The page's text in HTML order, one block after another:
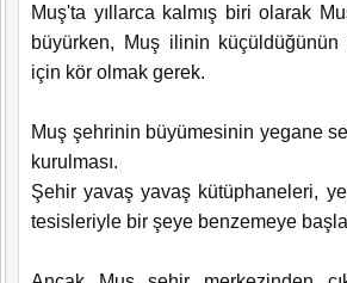
Muş'ta yıllarca kalmış biri olarak
büyürken, Muş ilinin küçüldüğünün
için kör olmak gerek.
Muş şehrinin büyümesinin yegane
kurulması.
Şehir yavaş yavaş kütüphaneleri,
tesisleriyle bir şeye benzemeye